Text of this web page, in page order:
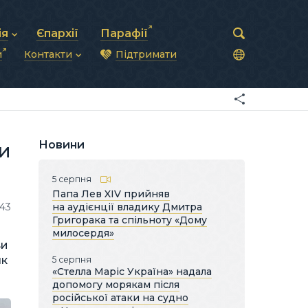
рада
та комунікації
Єпархії Парафії
Контакти
Синоди Єпископів
Патріарша курія
Підтримати
Новини
5 серпня
Папа Лев XIV прийняв
на аудієнції владику Дмитра
Григорака та спільноту «Дому
милосердя»
5 серпня
«Стелла Маріс Україна» надала
допомогу морякам після
російської атаки на судно